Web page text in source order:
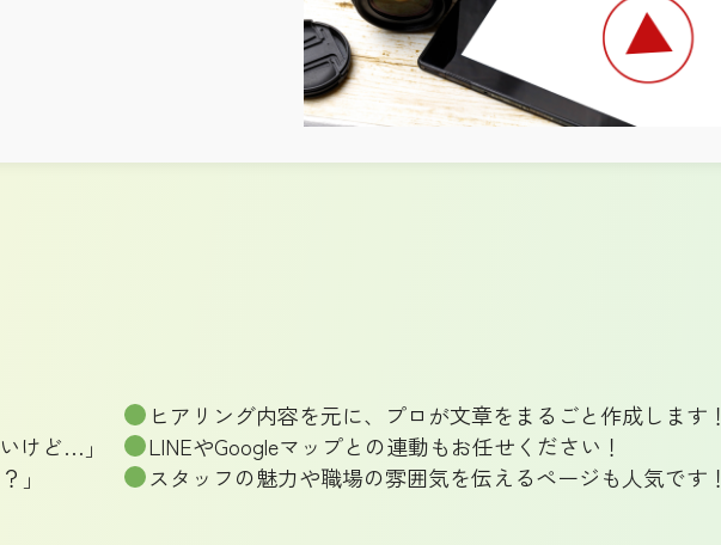
ヒアリング内容を元に、プロが文章をまるごと作成します！
けど…」
LINEやGoogleマップとの連動もお任せください！
」
スタッフの魅力や職場の雰囲気を伝えるページも人気です！